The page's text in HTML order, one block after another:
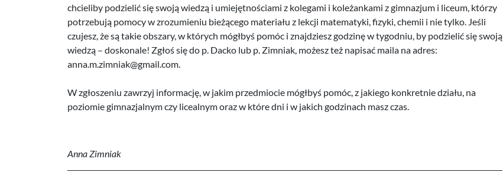
chcieliby podzielić się swoją wiedzą i umiejętnościami z kolegami i koleżankami z gimnazjum i liceum, którzy
potrzebują pomocy w zrozumieniu bieżącego materiału z lekcji matematyki, fizyki, chemii i nie tylko. Jeśli
czujesz, że są takie obszary, w których mógłbyś pomóc i znajdziesz godzinę w tygodniu, by podzielić się swoją
wiedzą – doskonale! Zgłoś się do p. Dacko lub p. Zimniak, możesz też napisać maila na adres:
anna.m.zimniak@gmail.com.
W zgłoszeniu zawrzyj informację, w jakim przedmiocie mógłbyś pomóc, z jakiego konkretnie działu, na
poziomie gimnazjalnym czy licealnym oraz w które dni i w jakich godzinach masz czas.
Anna Zimniak